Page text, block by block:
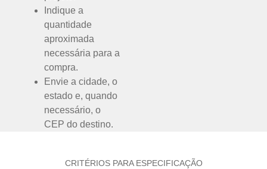
Indique a
quantidade
aproximada
necessária para a
compra.
Envie a cidade, o
estado e, quando
necessário, o
CEP do destino.
CRITÉRIOS PARA ESPECIFICAÇÃO